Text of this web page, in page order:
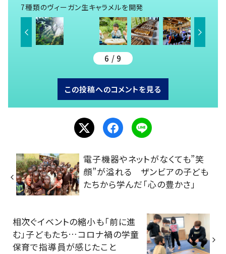
7種類のヴィーガン生キャラメルを開発
6 / 9
この投稿へのコメントを見る
電子機器やネットがなくても”笑
顔”が溢れる ザンビアの子ども
たちから学んだ「心の豊かさ」
相次ぐイベントの縮小も「前に進
む」子どもたち…コロナ禍の学童
保育で指導員が感じたこと